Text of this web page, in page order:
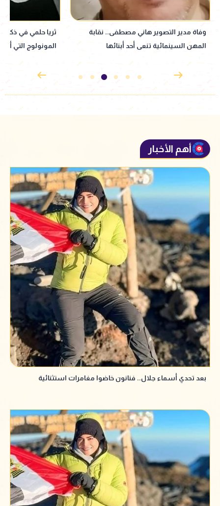
ثريا حلمي في ذكرى رحيلها.. حكاية ملكة
المونولوج التي أسرت الجمهور
وفاة والد الشاعر
الجنازة والعزاء
أهم الأخبار
بعد تحدي أسماء جلال.. فنانون خاضوا مغامرات استثنائية